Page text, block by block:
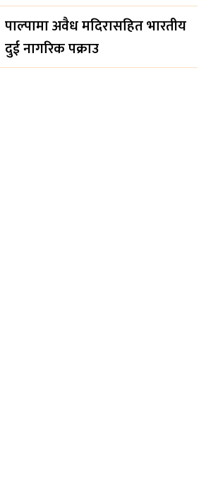
पाल्पामा अवैध मदिरासहित भारतीय
दुई नागरिक पक्राउ